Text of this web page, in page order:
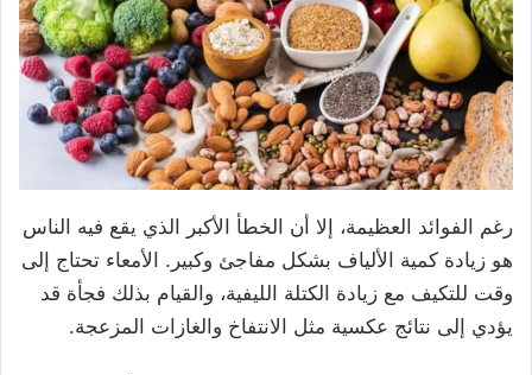
رغم الفوائد العظيمة، إلا أن الخطأ الأكبر الذي يقع فيه الناس
هو زيادة كمية الألياف بشكل مفاجئ وكبير. الأمعاء تحتاج إلى
وقت للتكيف مع زيادة الكتلة الليفية، والقيام بذلك فجأة قد
يؤدي إلى نتائج عكسية مثل الانتفاخ والغازات المزعجة.